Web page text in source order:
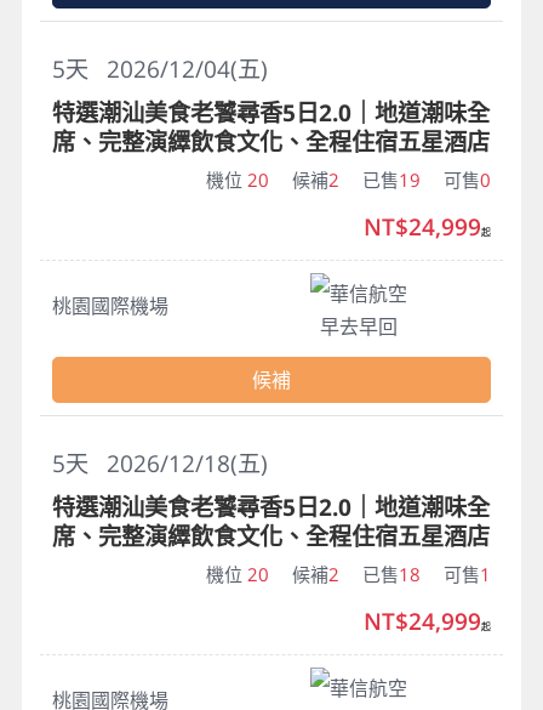
2026/12/04(五)
5天
特選潮汕美食老饕尋香5日2.0｜地道潮味全
席、完整演繹飲食文化、全程住宿五星酒店
機位 20 候補2 已售19 可售0
桃園國際機場
華信航空
早去早回
NT$24,999起
候補
2026/12/18(五)
5天
特選潮汕美食老饕尋香5日2.0｜地道潮味全
席、完整演繹飲食文化、全程住宿五星酒店
機位 20 候補2 已售18 可售1
桃園國際機場
華信航空
NT$24,999起